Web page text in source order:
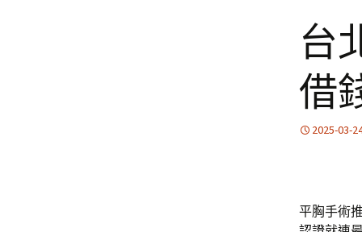
台
借
2025-03-
平胸手術